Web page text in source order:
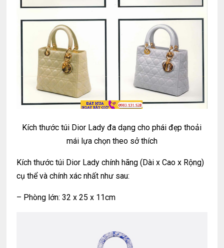
Kích thước túi Dior Lady đa dạng cho phái đẹp thoải
mái lựa chọn theo sở thích
Kích thước túi Dior Lady chính hãng (Dài x Cao x Rộng)
cụ thể và chính xác nhất như sau:
– Phòng lớn: 32 x 25 x 11cm